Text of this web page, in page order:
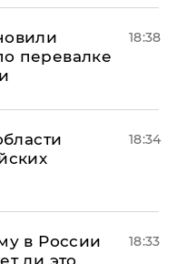
перевалке
18:38
18:34
в России
ли это
18:33